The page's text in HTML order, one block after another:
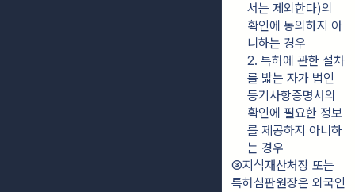
서는 제외한다)의
확인에 동의하지 아
니하는 경우
2. 특허에 관한 절차
를 밟는 자가 법인
등기사항증명서의
확인에 필요한 정보
를 제공하지 아니하
는 경우
③지식재산처장 또는
특허심판원장은 외국인